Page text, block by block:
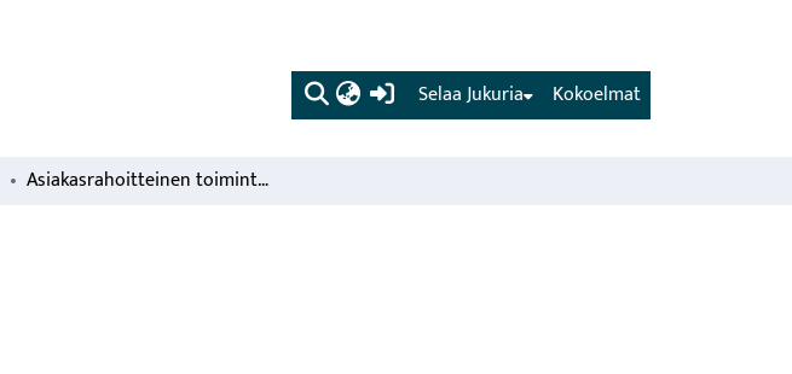
(current) Kokoelmat
Selaa Jukuria
Asiakasrahoitteinen toiminta Metlassa